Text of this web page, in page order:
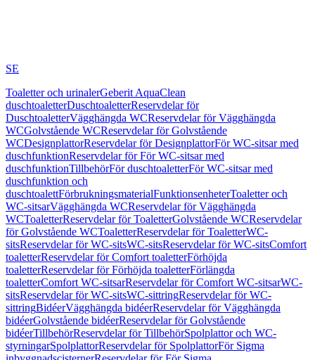
SE
Toaletter och urinalerGeberit AquaClean
duschtoaletterDuschtoaletterReservdelar för
DuschtoaletterVägghängda WCReservdelar för Vägghängda
WCGolvstående WCReservdelar för Golvstående
WCDesignplattorReservdelar för DesignplattorFör WC-sitsar med
duschfunktionReservdelar för För WC-sitsar med
duschfunktionTillbehörFör duschtoaletterFör WC-sitsar med
duschfunktion och
duschtoalettFörbrukningsmaterialFunktionsenheterToaletter och
WC-sitsarVägghängda WCReservdelar för Vägghängda
WCToaletterReservdelar för ToaletterGolvstående WCReservdelar
för Golvstående WCToaletterReservdelar för ToaletterWC-
sitsReservdelar för WC-sitsWC-sitsReservdelar för WC-sitsComfort
toaletterReservdelar för Comfort toaletterFörhöjda
toaletterReservdelar för Förhöjda toaletterFörlängda
toaletterComfort WC-sitsarReservdelar för Comfort WC-sitsarWC-
sitsReservdelar för WC-sitsWC-sittringReservdelar för WC-
sittringBidéerVägghängda bidéerReservdelar för Vägghängda
bidéerGolvstående bidéerReservdelar för Golvstående
bidéerTillbehörReservdelar för TillbehörSpolplattor och WC-
styrningarSpolplattorReservdelar för SpolplattorFör Sigma